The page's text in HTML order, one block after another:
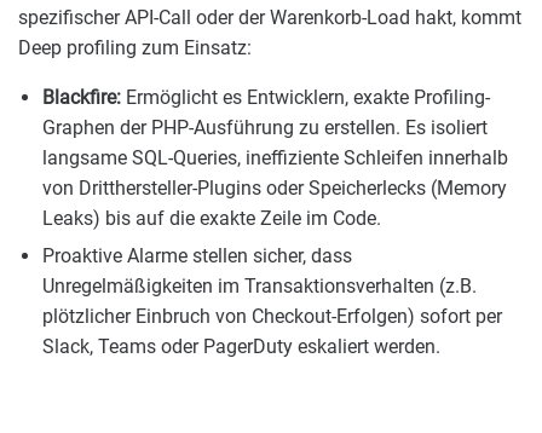
spezifischer API-Call oder der Warenkorb-Load hakt, kommt
Deep profiling zum Einsatz:
Blackfire: Ermöglicht es Entwicklern, exakte Profiling-
Graphen der PHP-Ausführung zu erstellen. Es isoliert
langsame SQL-Queries, ineffiziente Schleifen innerhalb
von Dritthersteller-Plugins oder Speicherlecks (Memory
Leaks) bis auf die exakte Zeile im Code.
Proaktive Alarme stellen sicher, dass
Unregelmäßigkeiten im Transaktionsverhalten (z.B.
plötzlicher Einbruch von Checkout-Erfolgen) sofort per
Slack, Teams oder PagerDuty eskaliert werden.